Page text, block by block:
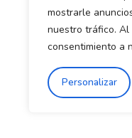
mostrarle
nuestro tráfico. Al
consentimiento a
Personalizar
Política de envío y